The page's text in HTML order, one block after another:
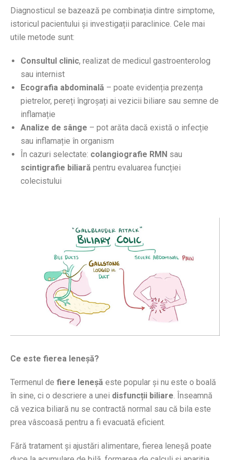
Diagnosticul se bazează pe combinația dintre simptome,
istoricul pacientului și investigații paraclinice. Cele mai
utile metode sunt:
Consultul clinic, realizat de medicul gastroenterolog
sau internist
Ecografia abdominală – poate evidenția prezența
pietrelor, pereți îngroșați ai vezicii biliare sau semne de
inflamație
Analize de sânge – pot arăta dacă există o infecție
sau inflamație în organism
În cazuri selectate: colangiografie RMN sau
scintigrafie biliară pentru evaluarea funcției
colecistului
Ce este fierea leneșă?
Termenul de fiere leneșă este popular și nu este o boală
în sine, ci o descriere a unei disfuncții biliare. Înseamnă
că vezica biliară nu se contractă normal sau că bila este
prea vâscoasă pentru a fi evacuată eficient.
Fără tratament și ajustări alimentare, fierea leneșă poate